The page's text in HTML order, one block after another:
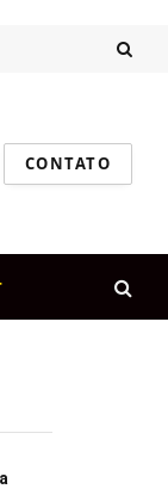
CONTATO